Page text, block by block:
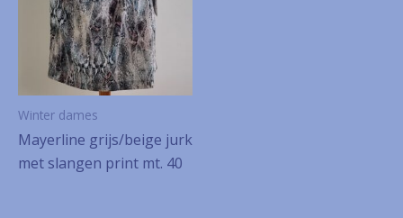
Winter dames
Mayerline grijs/beige jurk
met slangen print mt. 40